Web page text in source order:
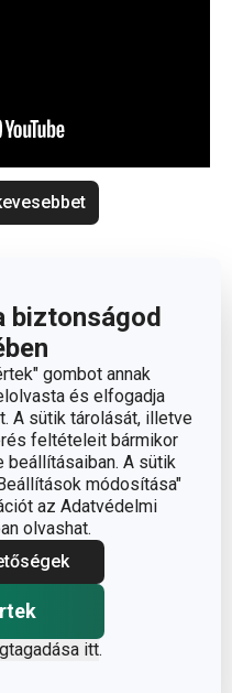
biztonságod
gombot annak
és elfogadja
A sütik tárolását, illetve
feltételeit bármikor
beállításaiban. A sütik
módosítása"
az Adatvédelmi
olvashat.
itt.